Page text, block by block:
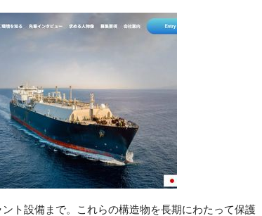
ト設備まで。これらの構造物を長期にわたって保護